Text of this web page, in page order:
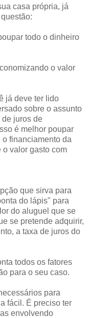
casa própria, já
todo o dinheiro
o valor
já deve ter lido
sobre o assunto
de juros de
é melhor poupar
o financiamento da
valor gasto com
que sirva para
do lápis" para
do aluguel que se
se pretende adquirir,
a taxa de juros do
todos os fatores
para o seu caso.
para
fácil. É preciso ter
envolvendo